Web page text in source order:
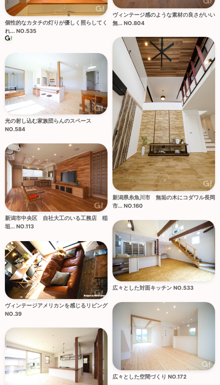
ヴィンテージ感のような素材の良さがいい
無... NO.804
個性的なカタチの灯りが優しく照らしてく
れ... NO.535
新潟県糸魚川市 無垢の木にコダワル長岡
市... NO.160
光の射し込む家族団らんのスペース
NO.584
新潟市中央区 自社大工のいる工務店 稲
垣... NO.113
広々とした対面キッチン NO.533
ヴィンテージアメリカンを感じるリビング
NO.39
広々とした空間づくり NO.172